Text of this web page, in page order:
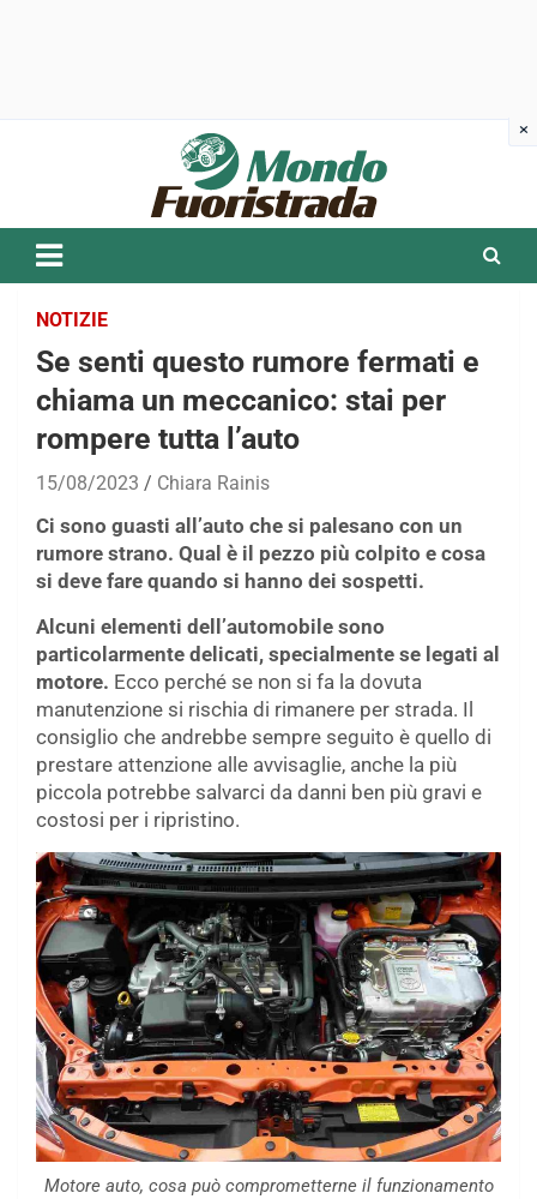
NOTIZIE
Se senti questo rumore fermati e
chiama un meccanico: stai per
rompere tutta l’auto
15/08/2023 Chiara Rainis
Ci sono guasti all’auto che si palesano con un
rumore strano. Qual è il pezzo più colpito e cosa
si deve fare quando si hanno dei sospetti.
Alcuni elementi dell’automobile sono
particolarmente delicati, specialmente se legati al
motore. Ecco perché se non si fa la dovuta
manutenzione si rischia di rimanere per strada. Il
consiglio che andrebbe sempre seguito è quello di
prestare attenzione alle avvisaglie, anche la più
piccola potrebbe salvarci da danni ben più gravi e
costosi per i ripristino.
Motore auto, cosa può comprometterne il funzionamento